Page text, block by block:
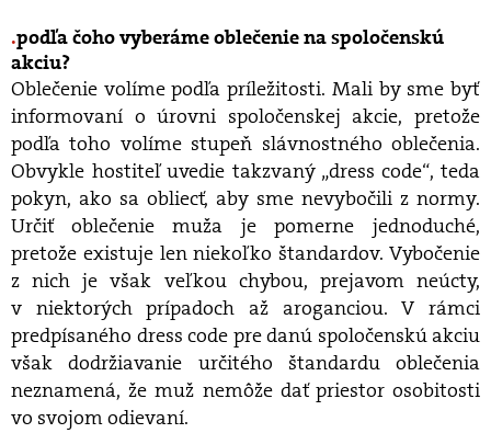
podľa čoho vyberáme oblečenie na spoločenskú
akciu?
Oblečenie volíme podľa príležitosti. Mali by sme byť
informovaní o úrovni spoločenskej akcie, pretože
podľa toho volíme stupeň slávnostného oblečenia.
Obvykle hostiteľ uvedie takzvaný „dress code“, teda
pokyn, ako sa obliecť, aby sme nevybočili z normy.
Určiť oblečenie muža je pomerne jednoduché,
pretože existuje len niekoľko štandardov. Vybočenie
z nich je však veľkou chybou, prejavom neúcty,
v niektorých prípadoch až aroganciou. V rámci
predpísaného dress code pre danú spoločenskú akciu
však dodržiavanie určitého štandardu oblečenia
neznamená, že muž nemôže dať priestor osobitosti
vo svojom odievaní.